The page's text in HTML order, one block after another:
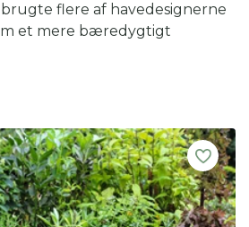
flere af havedesignerne
et mere bæredygtigt